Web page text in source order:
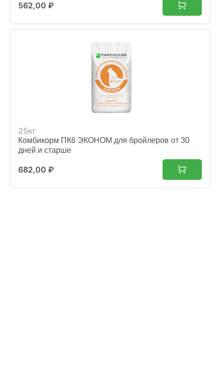
562,00 ₽
25кг
Комбикорм ПК6 ЭКОНОМ для бройлеров от 30
дней и старше
682,00 ₽